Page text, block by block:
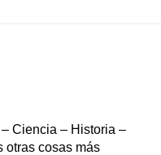
Ciencia – Historia –
otras cosas más